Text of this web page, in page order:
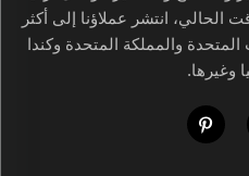
انتشر عملاؤنا إلى أكثر
المتحدة والمملكة المتحدة وكندا
وغيرها.